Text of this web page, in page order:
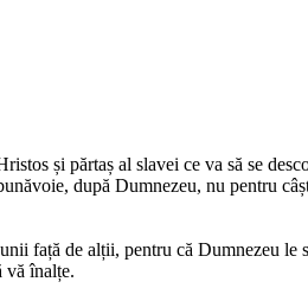
și părtaș al slavei ce va să se
după Dumnezeu, nu pentru
față de alții, pentru că Dumnezeu
vă înalțe.